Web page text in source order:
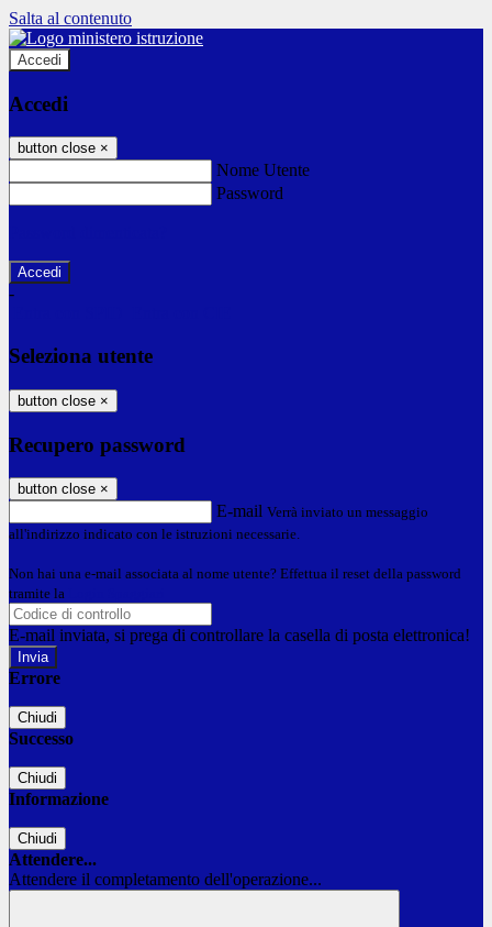
Salta al contenuto
Accedi
Accedi
button close ×
Nome Utente
Password
-
Seleziona utente
button close ×
Recupero password
button close ×
E-mail Verrà inviato un messaggio
all'indirizzo indicato con le istruzioni necessarie.
Non hai una e-mail associata al nome utente? Effettua il reset della password
tramite la
E-mail inviata, si prega di controllare la casella di posta elettronica!
Errore
Chiudi
Successo
Chiudi
Informazione
Chiudi
Attendere...
Attendere il completamento dell'operazione...